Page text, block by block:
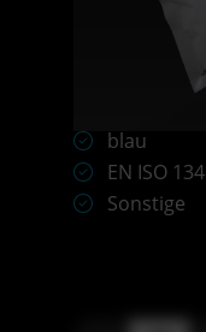
blau
EN ISO
Sonstige